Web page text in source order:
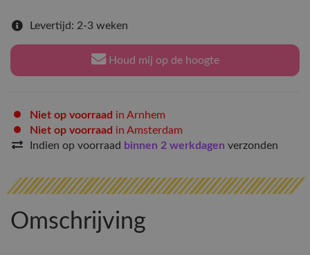
Levertijd: 2-3 weken
Houd mij op de hoogte
Niet op voorraad in Arnhem
Niet op voorraad in Amsterdam
Indien op voorraad binnen 2 werkdagen verzonden
Omschrijving